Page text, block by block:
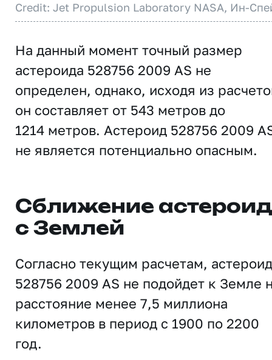
Credit: Jet Propulsion Laboratory NASA, Ин-
На данный момент точный размер
астероида 528756 2009 AS не
определен, однако, исходя из
он составляет от 543 метров до
1214 метров. Астероид 528756 2009
не является потенциально опасным.
Сближение
с Землей
Согласно текущим расчетам, астероид
528756 2009 AS не подойдет к Земле
расстояние менее 7,5 миллиона
километров в период с 1900 по 2200
год.